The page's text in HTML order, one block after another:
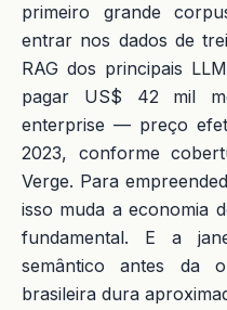
primeiro grande
entrar nos dados de
RAG dos principais
pagar US$ 42 mil
enterprise — preço
2023, conforme
Verge. Para
isso muda a economia
fundamental. E a
semântico antes da
brasileira dura